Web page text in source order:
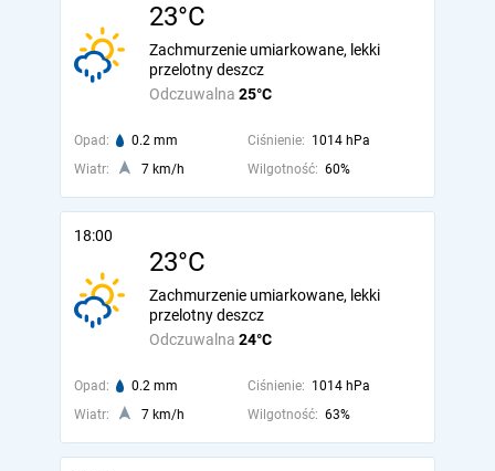
23°C
Odczuwalna 25°C
Zachmurzenie umiarkowane, lekki
przelotny deszcz
Opad: 0.2 mm Ciśnienie: 1014 hPa
Wiatr:
7 km/h Wilgotność: 60%
18:00
23°C
Odczuwalna 24°C
Zachmurzenie umiarkowane, lekki
przelotny deszcz
Opad: 0.2 mm Ciśnienie: 1014 hPa
Wiatr:
7 km/h Wilgotność: 63%